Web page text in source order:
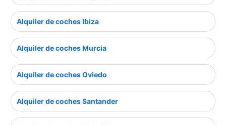
Alquiler de coches Ibiza
Alquiler de coches Murcia
Alquiler de coches Oviedo
Alquiler de coches Santander